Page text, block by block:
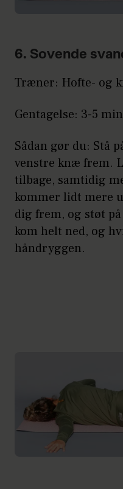
6. Sovende
Træner: Hofte- og
Gentagelse: 3-5
Sådan gør du: Stå
venstre knæ frem.
tilbage, samtidig
kommer lidt mere
dig frem, og støt
kom helt ned, og
håndryggen.